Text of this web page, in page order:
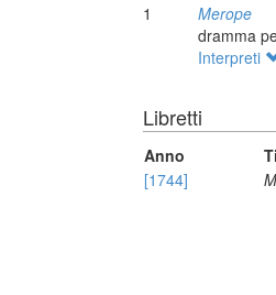
1
Merope
dramma
Interpreti
Libretti
Anno
[1744]